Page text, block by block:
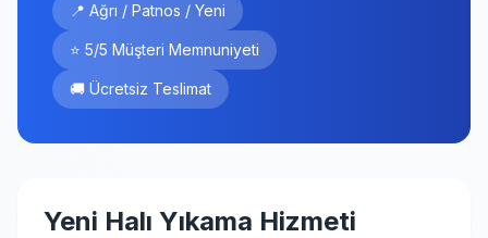
📍 Ağrı / Patnos / Yeni
⭐ 5/5 Müşteri Memnuniyeti
🚚 Ücretsiz Teslimat
Yeni Halı Yıkama Hizmeti